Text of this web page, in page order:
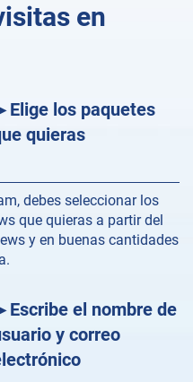
en
Elige los paquetes
quieras
debes seleccionar los
que quieras a partir del
y en buenas cantidades
Escribe el nombre de
y correo